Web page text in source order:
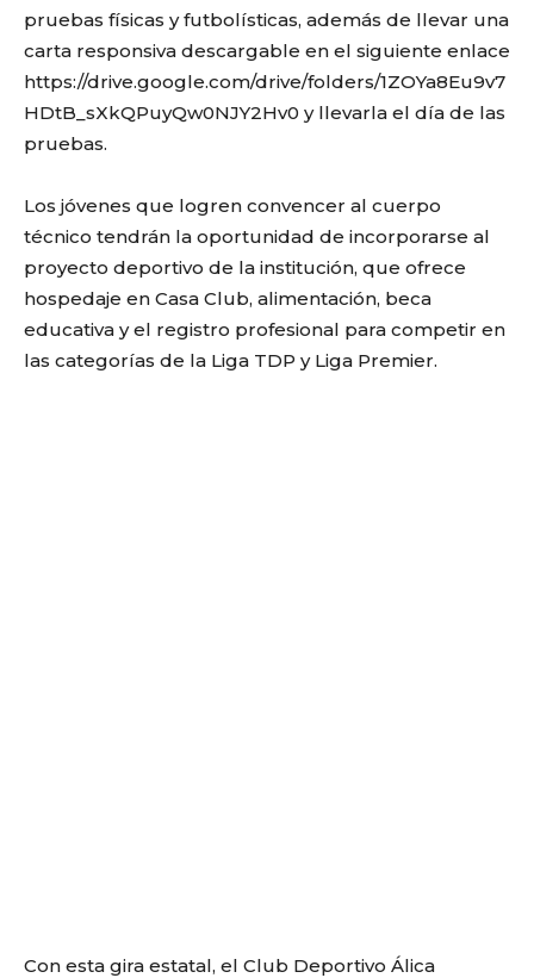
pruebas físicas y futbolísticas, además de llevar una
carta responsiva descargable en el siguiente enlace
https://drive.google.com/drive/folders/1ZOYa8Eu9v7
HDtB_sXkQPuyQw0NJY2Hv0 y llevarla el día de las
pruebas.
Los jóvenes que logren convencer al cuerpo
técnico tendrán la oportunidad de incorporarse al
proyecto deportivo de la institución, que ofrece
hospedaje en Casa Club, alimentación, beca
educativa y el registro profesional para competir en
las categorías de la Liga TDP y Liga Premier.
Con esta gira estatal, el Club Deportivo Álica